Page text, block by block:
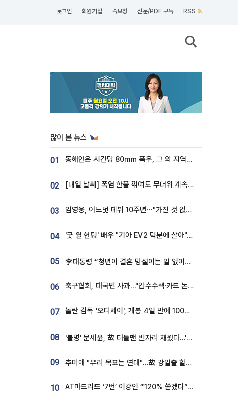
로그인 회원가입 속보창 신문/PDF 구독 RSS
많이 본 뉴스
01 동해안은 시간당 80㎜ 폭우, 그 외 지역은 폭염…‘극과 극 날씨’
02 [내일 날씨] 폭염 한풀 꺾여도 무더위 계속⋯동해안 이틀 연속 비
03 임영웅, 어느덧 데뷔 10주년⋯"가진 것 없던 시절, 내 앞엔 20명의 팬뿐"
04 '굿 윌 헌팅' 배우 "기아 EV2 덕분에 살아"…교통사고 후 안전성 극찬
05 李대통령 “청년이 결혼 망설이는 일 없어야...제도상 불이익 조사”
06 축구협회, 대국민 사과…"압수수색·카드 논란 사죄, 강도 높은 쇄신"
07 놀란 감독 '오디세이', 개봉 4일 만에 100만 돌파⋯'왕사남' 보다 빠르다
08 '불명' 문세윤, 故 터틀맨 빈자리 채웠다…'거북이' 눈물의 최종 우승
09 추미애 "우리 목표는 연대"…故 강일출 할머니 흉상 제막
10 AT마드리드 ‘7번’ 이강인 “120% 쏟겠다”⋯시메오네 감독 “필요한 선수”